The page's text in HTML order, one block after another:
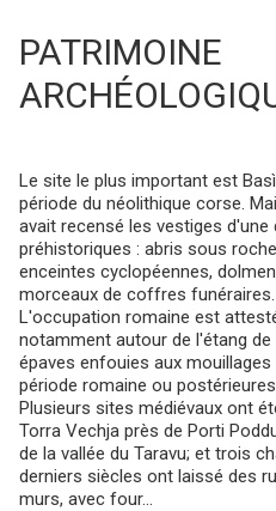
PATRIMOINE
Le site le plus important est Basì qui a donné son nom à une
période du néolithique corse.
avait recensé les vestiges d'une
préhistoriques : abris sous
enceintes cyclopéennes,
morceaux de coffres funéraires.
L'occupation romaine est
notamment autour de l'étang
épaves enfouies aux
période romaine ou
Plusieurs sites médiévaux ont
Torra Vechja près de Porti
de la vallée du Taravu; et trois
derniers siècles ont laissé des
murs, avec four...